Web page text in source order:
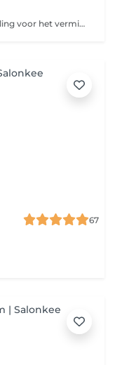
Microneedling is een effectieve behandeling voor het verminderen van rimpels en het verstevigen van de huid, doordat de huid gestimuleerd wordt om meer collageen en elastine aan te maken Het verminderd fijne lijntjes en grove porien Het verminderd pigmentvlekken en hyperpigmentatie door zonschade Het verbeterd de doorbloeding Het zorgt voor betere opname van werkzame stoffen en ingredienten uit uw producten Het verminderd rimpels en fijne lijntjes Voor het beste resultaat is een kuur van 3 of 6 behandelingen aan te raden in combinatie met producten voor thuis gebruik bij een kuur van 3 krijgt u 50% korting op een product pakket t.w.v. 155,- van Decaar voor thuisgebruik bij een kuur van van 6 krijgt u dit pakket GRATIS
67